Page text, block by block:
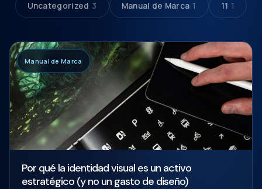
Uncategorized 3 Manual de Marca 1 11 1
Manual de Marca
Por qué la identidad visual es un activo
estratégico (y no un gasto de diseño)